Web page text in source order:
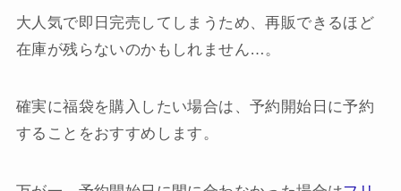
大人気で即日完売してしまうため、再販できるほど
在庫が残らないのかもしれません…。
確実に福袋を購入したい場合は、予約開始日に予約
することをおすすめします。